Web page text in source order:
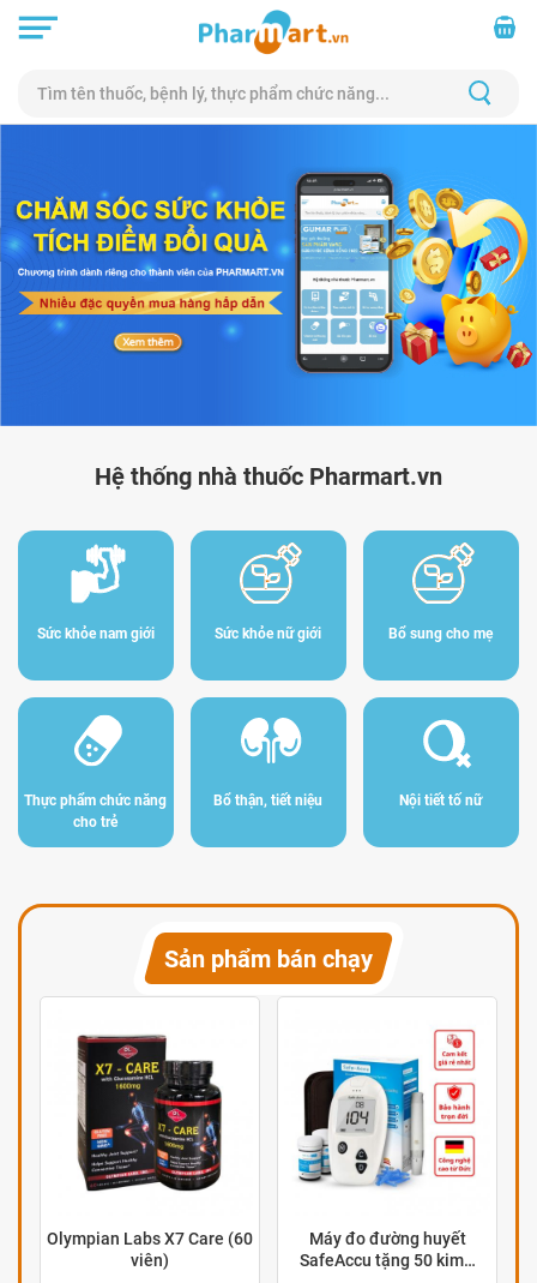
Hệ thống nhà thuốc Pharmart.vn
Sức khỏe nam giới Sức khỏe nữ giới Bổ sung cho mẹ
Thực phẩm chức năng
cho trẻ
Bổ thận, tiết niệu Nội tiết tố nữ
Sản phẩm bán chạy
Olympian Labs X7 Care (60
viên)
Máy đo đường huyết
SafeAccu tặng 50 kim…